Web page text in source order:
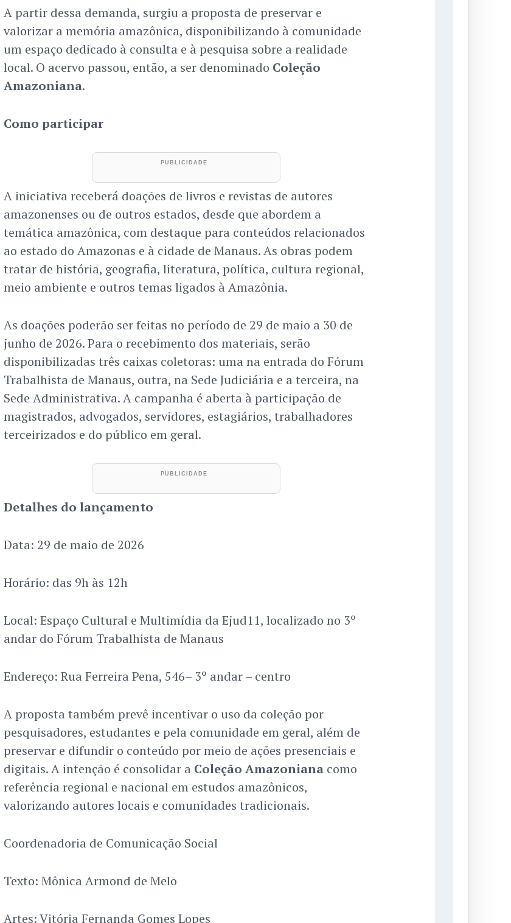
A partir dessa demanda, surgiu a proposta de preservar e
valorizar a memória amazônica, disponibilizando à comunidade
um espaço dedicado à consulta e à pesquisa sobre a realidade
local. O acervo passou, então, a ser denominado Coleção
Amazoniana.
Como participar
A iniciativa receberá doações de livros e revistas de autores
amazonenses ou de outros estados, desde que abordem a
temática amazônica, com destaque para conteúdos relacionados
ao estado do Amazonas e à cidade de Manaus. As obras podem
tratar de história, geografia, literatura, política, cultura regional,
meio ambiente e outros temas ligados à Amazônia.
As doações poderão ser feitas no período de 29 de maio a 30 de
junho de 2026. Para o recebimento dos materiais, serão
disponibilizadas três caixas coletoras: uma na entrada do Fórum
Trabalhista de Manaus, outra, na Sede Judiciária e a terceira, na
Sede Administrativa. A campanha é aberta à participação de
magistrados, advogados, servidores, estagiários, trabalhadores
terceirizados e do público em geral.
Detalhes do lançamento
Data: 29 de maio de 2026
Horário: das 9h às 12h
Local: Espaço Cultural e Multimídia da Ejud11, localizado no 3º
andar do Fórum Trabalhista de Manaus
Endereço: Rua Ferreira Pena, 546– 3º andar – centro
A proposta também prevê incentivar o uso da coleção por
pesquisadores, estudantes e pela comunidade em geral, além de
preservar e difundir o conteúdo por meio de ações presenciais e
digitais. A intenção é consolidar a Coleção Amazonianacomo
referência regional e nacional em estudos amazônicos,
valorizando autores locais e comunidades tradicionais.
Coordenadoria de Comunicação Social
Texto: Mônica Armond de Melo
Artes: Vitória Fernanda Gomes Lopes